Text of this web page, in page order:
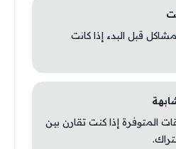
قبل البدء إذا كانت
المتوفرة إذا كنت تقارن بين